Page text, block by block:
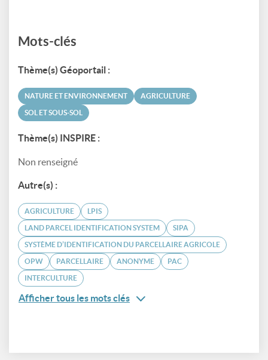
Mots-clés
Thème(s) Géoportail :
NATURE ET ENVIRONNEMENT AGRICULTURE
SOL ET SOUS-SOL
Thème(s) INSPIRE :
Non renseigné
Autre(s) :
AGRICULTURE LPIS
LAND PARCEL IDENTIFICATION SYSTEM SIPA
SYSTÈME D’IDENTIFICATION DU PARCELLAIRE AGRICOLE
OPW PARCELLAIRE ANONYME PAC
INTERCULTURE
Afficher tous les mots clés